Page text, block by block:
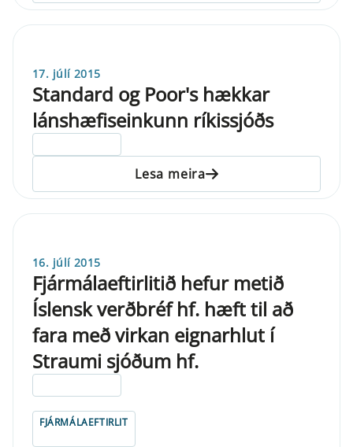
17. júlí 2015
Standard og Poor's hækkar
lánshæfiseinkunn ríkissjóðs
Lesa meira
16. júlí 2015
Fjármálaeftirlitið hefur metið
Íslensk verðbréf hf. hæft til að
fara með virkan eignarhlut í
Straumi sjóðum hf.
FJÁRMÁLAEFTIRLIT